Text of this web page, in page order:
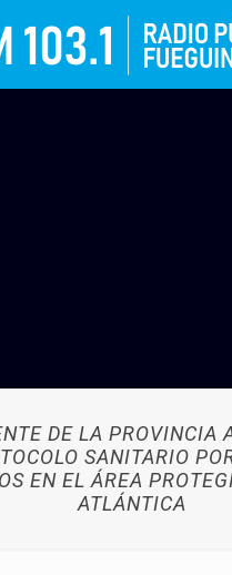
DE LA PROVINCIA
SANITARIO
EN EL ÁREA
ATLÁNTICA